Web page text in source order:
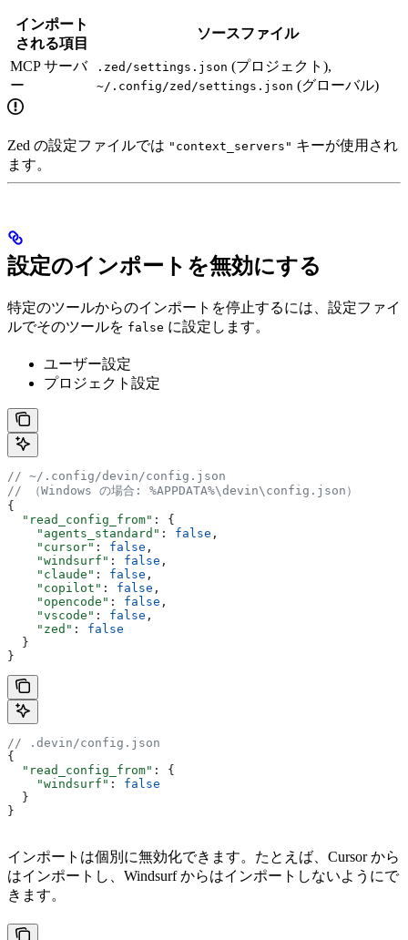
インポート
される項目
ソースファイル
MCP サーバ
ー
.zed/settings.json (プロジェクト),
~/.config/zed/settings.json (グローバル)
Zed の設定ファイルでは "context_servers" キーが使用され
ます。
設定のインポートを無効にする
特定のツールからのインポートを停止するには、設定ファイ
ルでそのツールを false に設定します。
ユーザー設定
プロジェクト設定
// ~/.config/devin/config.json
// （Windows の場合: %APPDATA%\devin\config.json）
{
  "read_config_from"
: {
    "agents_standard"
: false ,
    "cursor"
: false ,
    "windsurf"
: false ,
    "claude"
: false ,
    "copilot"
: false ,
    "opencode"
: false ,
    "vscode"
: false ,
    "zed"
: false
  }
}
// .devin/config.json
{
  "read_config_from"
: {
    "windsurf"
: false
  }
}
インポートは個別に無効化できます。たとえば、Cursor から
はインポートし、Windsurf からはインポートしないようにで
きます。